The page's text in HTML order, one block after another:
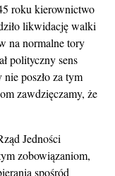
roku kierownictwo
likwidację walki
na normalne tory
polityczny sens
poszło za tym
zawdzięczamy, że
Jedności
zobowiązaniom,
spośród